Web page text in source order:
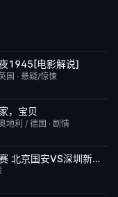
1945[电影解说]
国 · 悬疑/惊悚
，宝贝
地利 / 德国 · 剧情
5.0中超联赛 北京国安VS深圳新鹏城20260807